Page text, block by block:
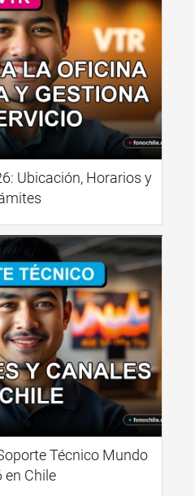
Ubicación, Horarios y
Técnico Mundo
en Chile